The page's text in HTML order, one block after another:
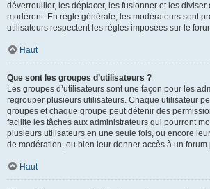
déverrouiller, les déplacer, les fusionner et les diviser
modèrent. En règle générale, les modérateurs sont
utilisateurs respectent les règles imposées sur le
Haut
Que sont les groupes d’utilisateurs ?
Les groupes d’utilisateurs sont une façon pour les
regrouper plusieurs utilisateurs. Chaque utilisateur
groupes et chaque groupe peut détenir des
facilite les tâches aux administrateurs qui pourront
plusieurs utilisateurs en une seule fois, ou encore
de modération, ou bien leur donner accès à un forum
Haut